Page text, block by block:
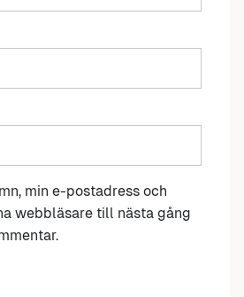
min e-postadress och
webbläsare till nästa gång